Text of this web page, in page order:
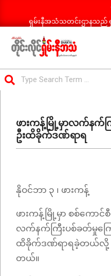
ရှမ်းနီအသံသတင်းဌာနသည်
ရှမ်း
နီ
သတင်း
Menuဖားကန့်မြို့မှာလက်နက်က
ဦးထိခိုက်ဒဏ်ရာရ
နိုဝင်ဘာ ၃ ၊ ဖားကန့်
ဖားကန့်မြို့မှာ စစ်ကော
လက်နက်ကြီးပစ်ခတ်မှုကြေ
ထိခိုက်ဒဏ်ရာရခဲ့တယ်လို့
တယ်။